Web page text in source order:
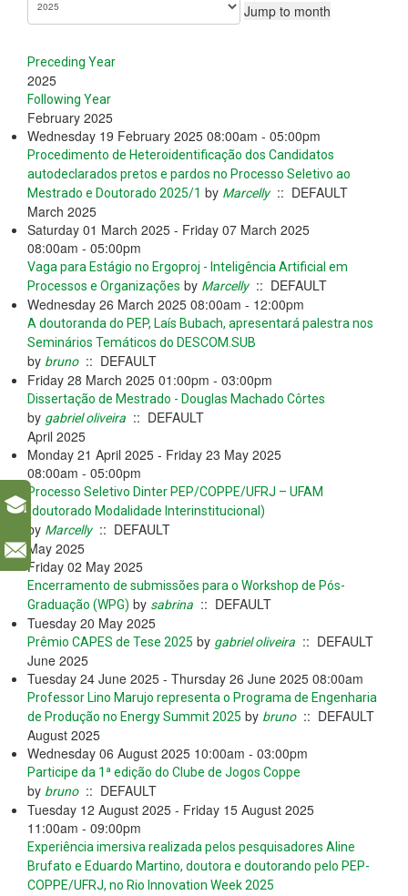
Jump to month
Preceding Year
2025
Following Year
February 2025
Wednesday 19 February 2025 08:00am - 05:00pm
Procedimento de Heteroidentificação dos Candidatos
autodeclarados pretos e pardos no Processo Seletivo ao
Mestrado e Doutorado 2025/1 by Marcelly:: DEFAULT
March 2025
Saturday 01 March 2025 - Friday 07 March 2025
08:00am - 05:00pm
Vaga para Estágio no Ergoproj - Inteligência Artificial em
Processos e Organizações by Marcelly:: DEFAULT
Wednesday 26 March 2025 08:00am - 12:00pm
A doutoranda do PEP, Laís Bubach, apresentará palestra nos
Seminários Temáticos do DESCOM.SUB
by bruno:: DEFAULT
Friday 28 March 2025 01:00pm - 03:00pm
Dissertação de Mestrado - Douglas Machado Côrtes
by gabriel oliveira :: DEFAULT
April 2025
Monday 21 April 2025 - Friday 23 May 2025
08:00am - 05:00pm
Processo Seletivo Dinter PEP/COPPE/UFRJ – UFAM
(doutorado Modalidade Interinstitucional)
by Marcelly:: DEFAULT
May 2025
Friday 02 May 2025
Encerramento de submissões para o Workshop de Pós-
Graduação (WPG) by sabrina :: DEFAULT
Tuesday 20 May 2025
Prêmio CAPES de Tese 2025 by gabriel oliveira :: DEFAULT
June 2025
Tuesday 24 June 2025 - Thursday 26 June 2025 08:00am
Professor Lino Marujo representa o Programa de Engenharia
de Produção no Energy Summit 2025 by bruno:: DEFAULT
August 2025
Wednesday 06 August 2025 10:00am - 03:00pm
Participe da 1ª edição do Clube de Jogos Coppe
by bruno:: DEFAULT
Tuesday 12 August 2025 - Friday 15 August 2025
11:00am - 09:00pm
Experiência imersiva realizada pelos pesquisadores Aline
Brufato e Eduardo Martino, doutora e doutorando pelo PEP-
COPPE/UFRJ, no Rio Innovation Week 2025